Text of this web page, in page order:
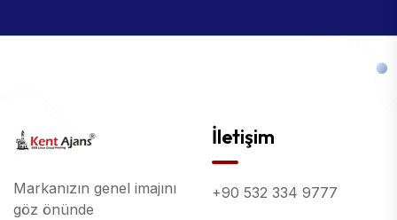
Markanızın genel imajını
göz önünde
İletişim
+90 532 334 9777